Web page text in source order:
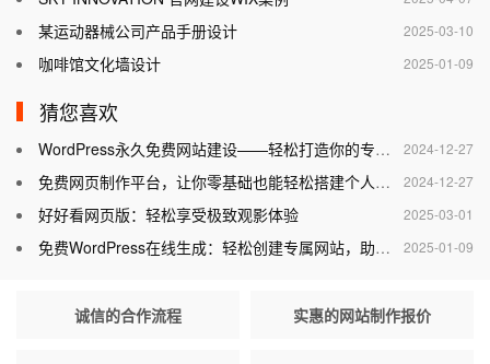
2025-03-10
某运动器械公司产品手册设计
2025-01-09
咖啡馆文化墙设计
猜您喜欢
2024-12-27
WordPress永久免费网站建设——轻松打造你的专属网站
2024-12-27
免费网页制作平台，让你零基础也能轻松搭建个人网站
2025-03-01
好好看网页版：轻松享受极致观影体验
2025-01-09
免费WordPress在线生成：轻松创建专属网站，助力个人与企业腾飞
诚信的合作流程 实惠的网站制作报价